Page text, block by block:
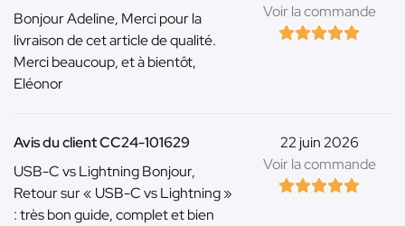
Voir la commande
Bonjour Adeline, Merci pour la
livraison de cet article de qualité.
Merci beaucoup, et à bientôt,
Eléonor
22 juin 2026
Voir la commande
Avis du client CC24-101629
USB-C vs Lightning Bonjour,
Retour sur « USB-C vs Lightning »
: très bon guide, complet et bien